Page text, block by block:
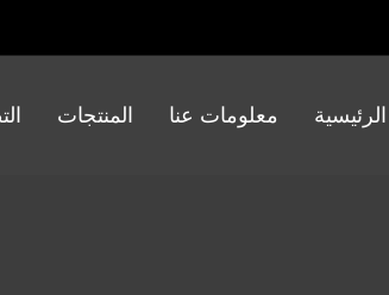
الرئيسية معلومات عنا المنتجات